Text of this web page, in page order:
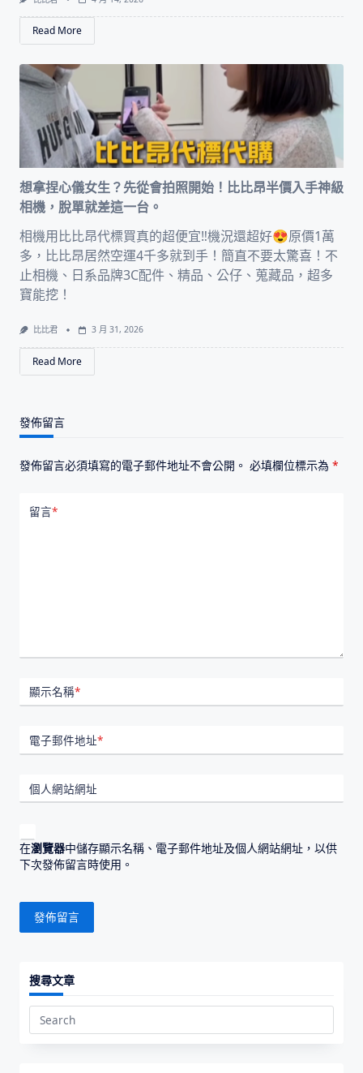
Read More
想拿捏心儀女生？先從會拍照開始！比比昂半價入手神級
相機，脫單就差這一台。
相機用比比昂代標買真的超便宜‼️機況還超好😍原價1萬
多，比比昂居然空運4千多就到手！簡直不要太驚喜！不
止相機、日系品牌3C配件、精品、公仔、蒐藏品，超多
寶能挖！
比比君 3 月 31, 2026
Read More
發佈留言
發佈留言必須填寫的電子郵件地址不會公開。 必填欄位標示為 *
留言*
顯示名稱*
電子郵件地址*
個人網站網址
在瀏覽器中儲存顯示名稱、電子郵件地址及個人網站網址，以供
下次發佈留言時使用。
搜尋文章
Search